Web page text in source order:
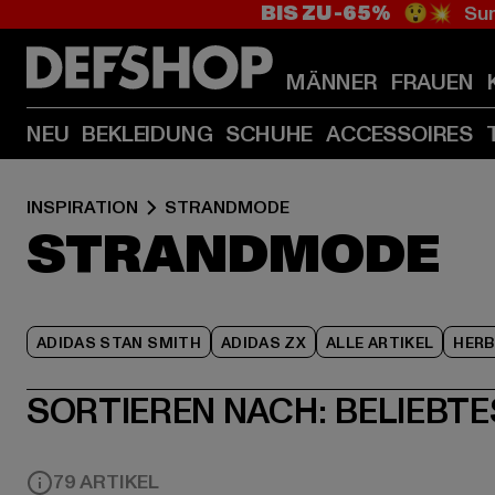
BIS ZU -65% 😲💥
MÄNNER FRAUEN
NEU BEKLEIDUNG SCHUHE ACCESSOIRES
INSPIRATION STRANDMODE
STRANDMODE
ADIDAS STAN SMITH ADIDAS ZX ALLE ARTIKEL
SORTIEREN NACH:
79 ARTIKEL